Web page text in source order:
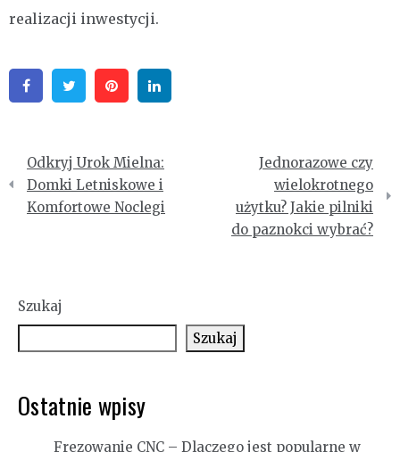
realizacji inwestycji.
FacebookTwitter Pinterest
Nawigacja
wpisu
Odkryj Urok Mielna:
Domki Letniskowe i
Komfortowe Noclegi
Jednorazowe czy
wielokrotnego
użytku? Jakie pilniki
do paznokci wybrać?
Szukaj
Szukaj
Ostatnie wpisy
Frezowanie CNC – Dlaczego jest popularne w